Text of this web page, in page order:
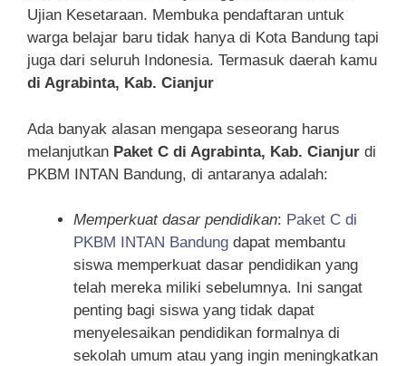
Ujian Kesetaraan. Membuka pendaftaran untuk
warga belajar baru tidak hanya di Kota Bandung tapi
juga dari seluruh Indonesia. Termasuk daerah kamu
di Agrabinta, Kab. Cianjur
Ada banyak alasan mengapa seseorang harus
melanjutkan Paket C di Agrabinta, Kab. Cianjur di
PKBM INTAN Bandung, di antaranya adalah:
Memperkuat dasar pendidikan: Paket C di
PKBM INTAN Bandung dapat membantu
siswa memperkuat dasar pendidikan yang
telah mereka miliki sebelumnya. Ini sangat
penting bagi siswa yang tidak dapat
menyelesaikan pendidikan formalnya di
sekolah umum atau yang ingin meningkatkan